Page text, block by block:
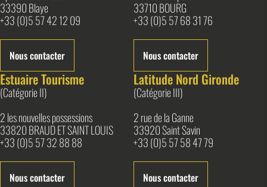
33390 Blaye
+33 (0)5 57 42 12 09
Nous contacter
33710 BOURG
+33 (0)5 57 68 31 76
Nous contacter
Estuaire Tourisme
(Catégorie II)
2 les nouvelles possessions
33820 BRAUD ET SAINT LOUIS
+33 (0)5 57 32 88 88
Nous contacter
Latitude Nord Gironde
(Catégorie III)
2 rue de la Ganne
33920 Saint Savin
+33 (0)5 57 58 47 79
Nous contacter